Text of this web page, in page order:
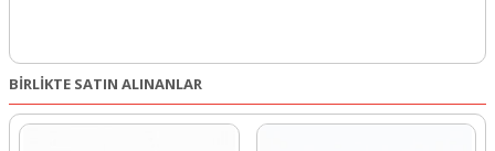
BİRLİKTE SATIN ALINANLAR